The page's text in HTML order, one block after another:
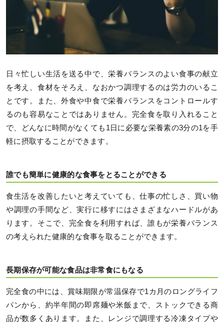
日々忙しい生活を送る中で、栄養バランスのよい食事の献立
を考え、食材をそろえ、なおかつ調理するのは労力のいるこ
とです。また、外食や中食で栄養バランスをコントロールす
るのも容易なことではありません。完全食を取り入れること
で、どんなに時間がなくても1日に必要な栄養素の3分の1を手
軽に摂取することができます。
誰でも簡単に健康的な食事をとることができる
食生活を改善したいと考えていても、仕事の忙しさ、買い物
や調理の手間など、実行に移すにはさまざまなハードルがあ
ります。そこで、完全食を利用すれば、誰もが栄養バランス
の考えられた健康的な食事を取ることができます。
長期保存が可能な食品は非常食にもなる
完全食の中には、賞味期限が常温保存で1カ月のロングライフ
パンから、約半年間の即席麺や米飯まで、ストックできる商
品が数多くあります。また、レンジで調理する冷凍タイプや